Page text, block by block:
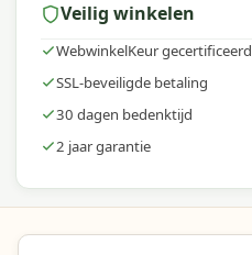
Veilig winkelen
WebwinkelKeur gecertificeerd
SSL-beveiligde betaling
30 dagen bedenktijd
2 jaar garantie